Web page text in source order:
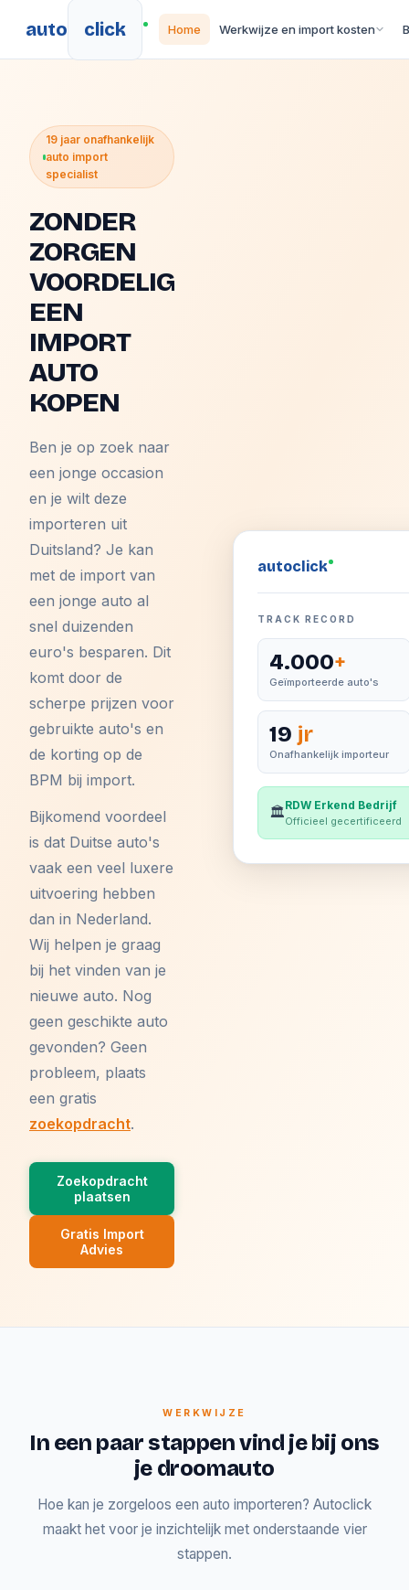
auto click Home Werkwijze en import kosten
19 jaar onafhankelijk
auto import
specialist
ZONDER
ZORGEN
VOORDELIG
EEN
IMPORT
AUTO
KOPEN
Ben je op zoek naar
een jonge occasion
en je wilt deze
importeren uit
Duitsland? Je kan
met de import van
een jonge auto al
snel duizenden
euro's besparen. Dit
komt door de
scherpe prijzen voor
gebruikte auto's en
de korting op de
BPM bij import.
Bijkomend voordeel
is dat Duitse auto's
vaak een veel luxere
uitvoering hebben
dan in Nederland.
Wij helpen je graag
bij het vinden van je
nieuwe auto. Nog
geen geschikte auto
gevonden? Geen
probleem, plaats
een gratis
zoekopdracht.
Zoekopdracht
plaatsen
Gratis Import
Advies
autoclick
TRACK RECORD
4.000+
Geïmporteerde auto's
19 jr
Onafhankelijk importeur
🏛️RDW Erkend Bedrijf
Officieel gecertificeerd
WERKWIJZE
In een paar stappen vind je bij ons
je droomauto
Hoe kan je zorgeloos een auto importeren? Autoclick
maakt het voor je inzichtelijk met onderstaande vier
stappen.